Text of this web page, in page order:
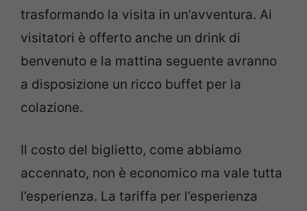
trasformando la visita in un’avventura. Ai
visitatori è offerto anche un drink di
benvenuto e la mattina seguente avranno
a disposizione un ricco buffet per la
colazione.
Il costo del biglietto, come abbiamo
accennato, non è economico ma vale tutta
l’esperienza. La tariffa per l’esperienza